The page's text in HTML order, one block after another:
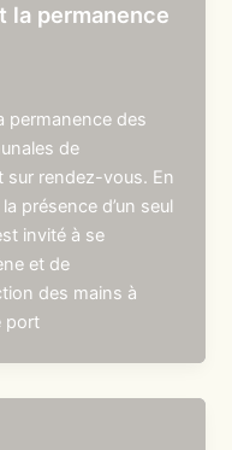
la permanence
permanence des
de
sur rendez-vous. En
présence d’un seul
invité à se
et de
des mains à
port